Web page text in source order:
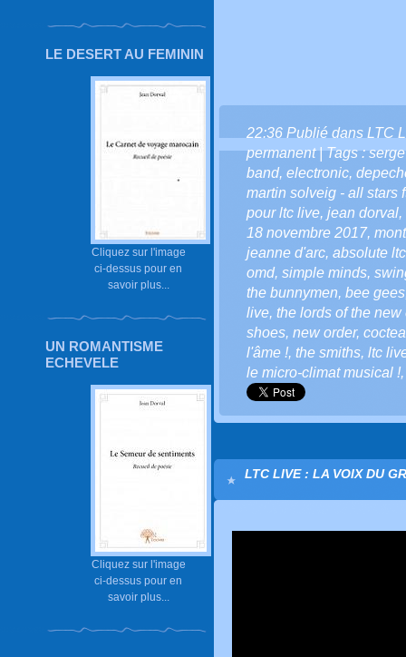
LE DESERT AU FEMININ
Cliquez sur l'image
ci-dessus pour en
savoir plus...
UN ROMANTISME
ECHEVELE
Cliquez sur l'image
ci-dessus pour en
savoir plus...
22:36 Publié dans LTC
permanent| Tags :
band, electronic,
martin solveig - all stars
pour ltc live, jean dorval,
18 novembre 2017,
jeanne d'arc, absolute
omd, simple minds,
the bunnymen, bee gees
live, the lords of the new
shoes, new order,
l'âme !, the smiths, ltc
le micro-climat musical !
LTC LIVE : LA VOIX DU